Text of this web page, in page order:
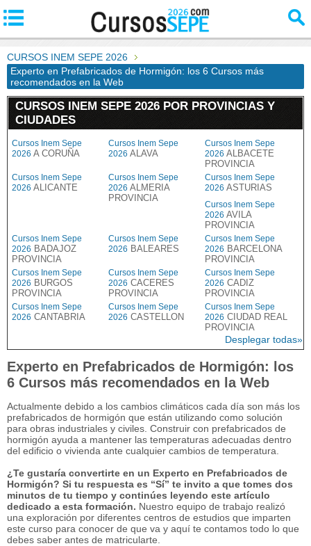
CURSOS INEM SEPE 2026
Experto en Prefabricados de Hormigón: los 6 Cursos más
recomendados en la Web
CURSOS INEM SEPE 2026 POR PROVINCIAS Y
CIUDADES
Cursos Inem Sepe
2026 A CORUÑA
Cursos Inem Sepe
2026 ALAVA
Cursos Inem Sepe
2026 ALBACETE
PROVINCIA
Cursos Inem Sepe
2026 ALICANTE
Cursos Inem Sepe
2026 ALMERIA
PROVINCIA
Cursos Inem Sepe
2026 ASTURIAS
Cursos Inem Sepe
2026 AVILA
PROVINCIA
Cursos Inem Sepe
2026 BADAJOZ
PROVINCIA
Cursos Inem Sepe
2026 BALEARES
Cursos Inem Sepe
2026 BARCELONA
PROVINCIA
Cursos Inem Sepe
2026 BURGOS
PROVINCIA
Cursos Inem Sepe
2026 CACERES
PROVINCIA
Cursos Inem Sepe
2026 CADIZ
PROVINCIA
Cursos Inem Sepe
2026 CANTABRIA
Cursos Inem Sepe
2026 CASTELLON
Cursos Inem Sepe
2026 CIUDAD REAL
PROVINCIA
Desplegar todas»
Experto en Prefabricados de Hormigón: los
6 Cursos más recomendados en la Web
Actualmente debido a los cambios climáticos cada día son más los
prefabricados de hormigón que están utilizando como solución
para obras industriales y civiles. Construir con prefabricados de
hormigón ayuda a mantener las temperaturas adecuadas dentro
del edificio o vivienda ante cualquier cambios de temperatura.
¿Te gustaría convertirte en un Experto en Prefabricados de
Hormigón? Si tu respuesta es “Sí” te invito a que tomes dos
minutos de tu tiempo y continúes leyendo este artículo
dedicado a esta formación. Nuestro equipo de trabajo realizó
una exploración por diferentes centros de estudios que imparten
este curso para conocer de que va y aquí te contamos todo lo que
debes saber antes de matricularte.